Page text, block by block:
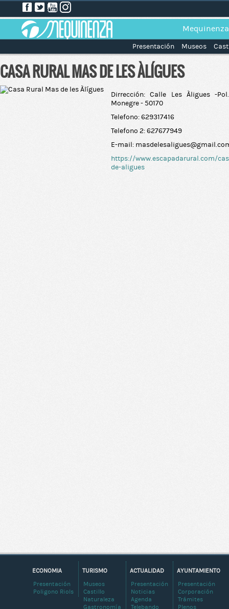
Mequinenza
Presentación Museos
CASA RURAL MAS DE LES ÀLÍGUES
Dirrección: Calle Les Àligues -
Monegre - 50170
Telefono: 629317416
Telefono 2: 627677949
E-mail:
https://www.escapadarural.com/
de-aligues
AYUNTAMIENTO
Presentación
Corporación
Trámites
Plenos
ACTUALIDAD
Presentación
Noticias
Agenda
Telebando
TURISMO
Museos
Castillo
Naturaleza
Gastronomía
ECONOMIA
Presentación
Poligono Riols